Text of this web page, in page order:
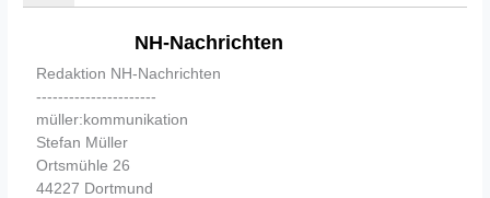
NH-Nachrichten
Redaktion NH-Nachrichten
----------------------
müller:kommunikation
Stefan Müller
Ortsmühle 26
44227 Dortmund